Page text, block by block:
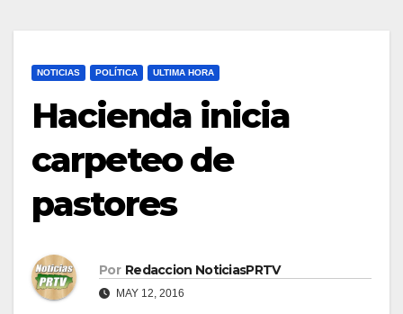
NOTICIAS POLÍTICA ULTIMA HORA
Hacienda inicia
carpeteo de
pastores
Por Redaccion NoticiasPRTV
MAY 12, 2016